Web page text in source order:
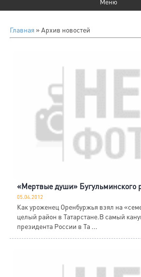
Главная » Архив новостей
«Мертвые души» Бугульминского
05.04.2012
Как уроженец Оренбуржья взял на
целый район в Татарстане.В самый
президента России в Та ...